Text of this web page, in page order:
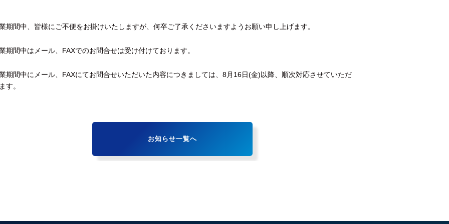
期間中、皆様にご不便をお掛けいたしますが、何卒ご了承くださいますようお願い申し上げます。
期間中はメール、FAXでのお問合せは受け付けております。
期間中にメール、FAXにてお問合せいただいた内容につきましては、8月16日(金)以降、順次対応させていただ
す。
お知らせ一覧へ